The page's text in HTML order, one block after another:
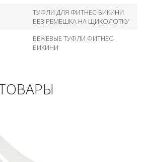
ТУФЛИ ДЛЯ ФИТНЕС-БИКИНИ
БЕЗ РЕМЕШКА НА ЩИКОЛОТКУ
БЕЖЕВЫЕ ТУФЛИ ФИТНЕС-
БИКИНИ